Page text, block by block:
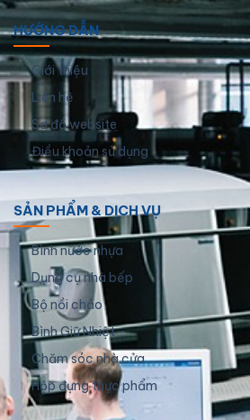
HƯỚNG DẪN
Giới thiệu
Liên hệ
Sơ đồ website
Điều khoản sử dụng
SẢN PHẨM & DỊCH VỤ
Bình nước nhựa
Dụng cụ nhà bếp
Bộ nồi chảo
Bình Giữ Nhiệt
Chăm sóc nhà cửa
Hộp đựng thực phẩm